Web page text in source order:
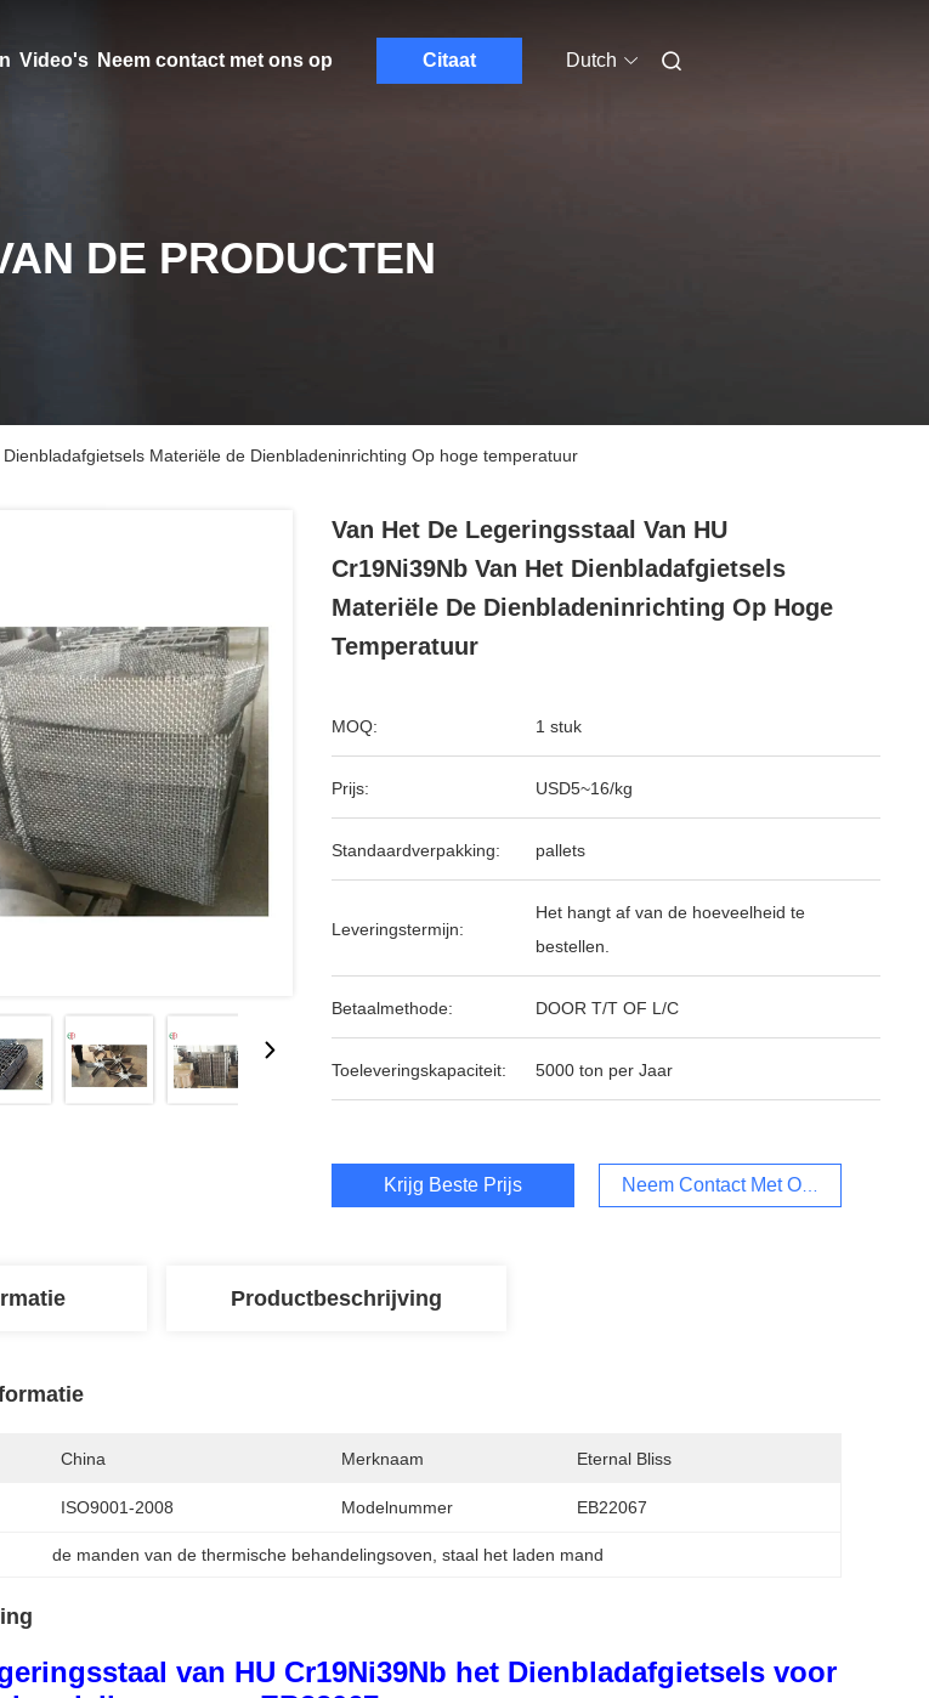
Video's Neem contact met ons op Citaat Dutch
DE PRODUCTEN
Materiële de Dienbladeninrichting Op hoge temperatuur
Van Het De Legeringsstaal Van HU
Cr19Ni39Nb Van Het Dienbladafgietsels
Materiële De Dienbladeninrichting Op Hoge
Temperatuur
MOQ: 1 stuk
Prijs: USD5~16/kg
Standaardverpakking: pallets
Leveringstermijn:
Het hangt af van de hoeveelheid te
bestellen.
Betaalmethode: DOOR T/T OF L/C
Toeleveringskapaciteit: 5000 ton per Jaar
Krijg Beste Prijs Neem Contact Met Ons Op
Productbeschrijving
China Merknaam Eternal Bliss
ISO9001-2008 Modelnummer EB22067
de manden van de thermische behandelingsoven , staal het laden mand
van HU Cr19Ni39Nb het Dienbladafgietsels voor